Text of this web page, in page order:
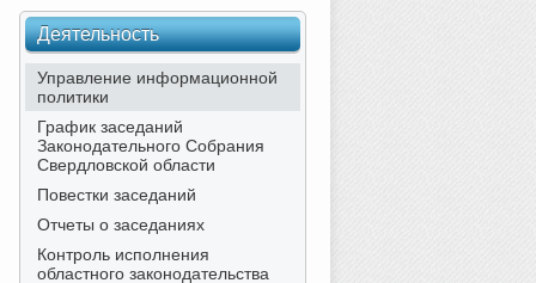
Деятельность
Управление информационной
политики
График заседаний
Законодательного Собрания
Свердловской области
Повестки заседаний
Отчеты о заседаниях
Контроль исполнения
областного законодательства